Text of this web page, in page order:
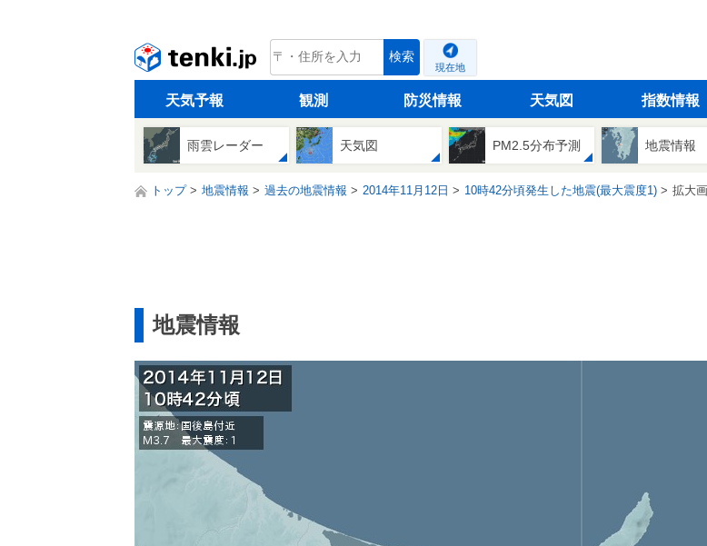
tenki.jp 検索
現在地
天気予報 観測 防災情報 天気図 指数情報
雨雲レーダー 天気図 PM2.5分布予測 地震情報
トップ 地震情報 過去の地震情報 2014年11月12日 10時42分頃発生した地震(最大震度1) 拡大
地震情報